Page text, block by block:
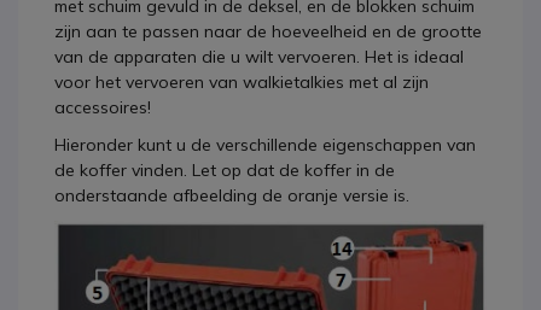
met schuim gevuld in de deksel, en de blokken schuim
zijn aan te passen naar de hoeveelheid en de grootte
van de apparaten die u wilt vervoeren. Het is ideaal
voor het vervoeren van walkietalkies met al zijn
accessoires!
Hieronder kunt u de verschillende eigenschappen van
de koffer vinden. Let op dat de koffer in de
onderstaande afbeelding de oranje versie is.